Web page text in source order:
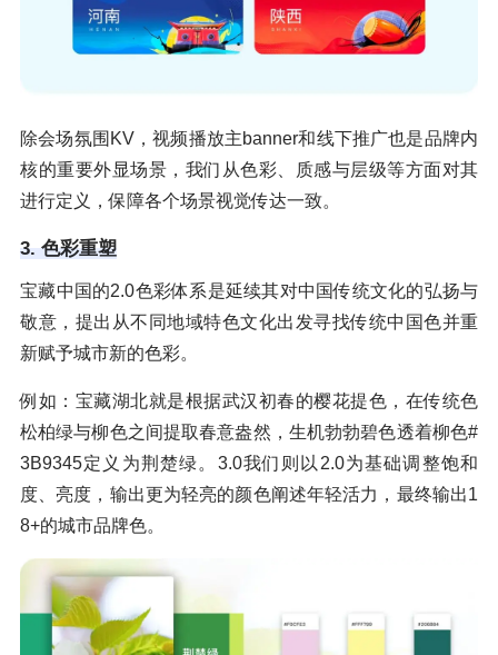
除会场氛围KV，视频播放主banner和线下推广也是品牌内
核的重要外显场景，我们从色彩、质感与层级等方面对其
进行定义，保障各个场景视觉传达一致。
3. 色彩重塑
宝藏中国的2.0色彩体系是延续其对中国传统文化的弘扬与
敬意，提出从不同地域特色文化出发寻找传统中国色并重
新赋予城市新的色彩。
例如：宝藏湖北就是根据武汉初春的樱花提色，在传统色
松柏绿与柳色之间提取春意盎然，生机勃勃碧色透着柳色#
3B9345定义为荆楚绿。3.0我们则以2.0为基础调整饱和
度、亮度，输出更为轻亮的颜色阐述年轻活力，最终输出1
8+的城市品牌色。